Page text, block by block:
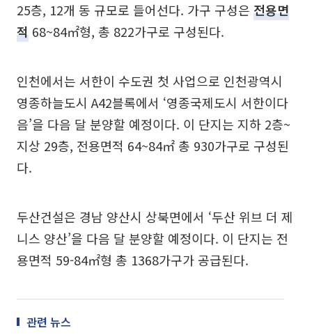
25층, 12개 동 규모로 들어선다. 가구 구성은 전용면
적 68~84㎡형, 총 822가구로 구성된다.
인천에서는 서한이 수도권 첫 사업으로 인천광역시
영종하늘도시 A42블록에서 ‘영종국제도시 서한이다
음’을 다음 달 분양할 예정이다. 이 단지는 지하 2층~
지상 29층, 전용면적 64~84㎡ 총 930가구로 구성된
다.
두산건설은 경남 양산시 상북면에서 ‘두산 위브 더 제
니스 양산’을 다음 달 분양할 예정이다. 이 단지는 전
용면적 59-84㎡형 총 1368가구가 공급된다.
관련 뉴스